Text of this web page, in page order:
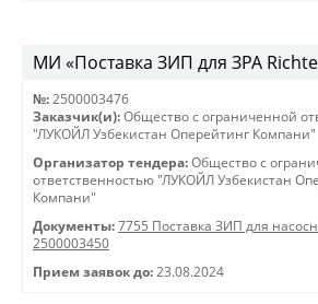
МИ «Поставка ЗИП для ЗРА
№: 2500003476
Заказчик(и): Общество с ограниченной
"ЛУКОЙЛ Узбекистан Оперейтинг Компани"
Организатор тендера: Общество с
ответственностью "ЛУКОЙЛ Узбекистан
Компани"
Документы: 7755 Поставка ЗИП для
2500003450
Прием заявок до: 23.08.2024